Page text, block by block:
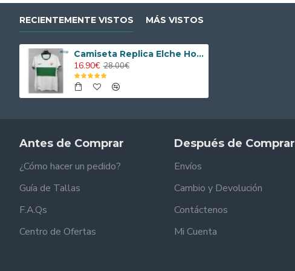
RECIENTEMENTE VISTOS MÁS VISTOS
Camiseta Replica Elche Home 2025/26
16.90€ 28.00€
Antes de Comprar
¿Cómo hacer un pedido?
Guía de Tallas
F.A.Qs
Centro de Ofertas
Después de Comprar
Envíos
Cambio y Devolución
Contáctenos
Mi Cuenta